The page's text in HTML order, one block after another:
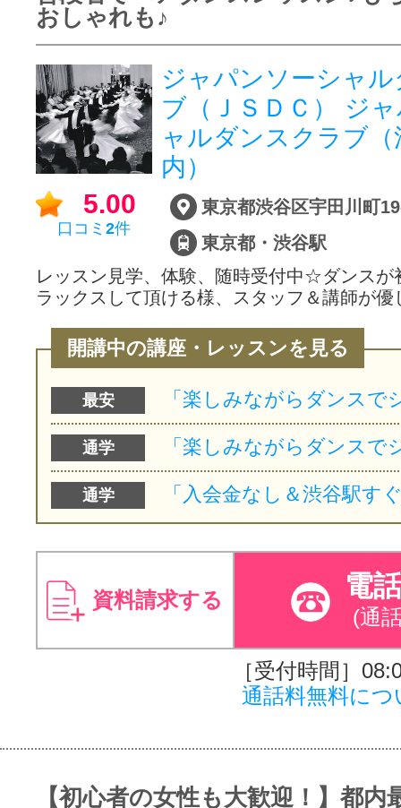
おしゃれも♪
ジャパンソーシャ
ブ（ＪＳＤＣ） ジ
ャルダンスクラブ（
内）
5.00
口コミ 2件
東京都・渋谷駅
レッスン見学、体験、随時受付中☆ダンスが
ラックスして頂ける様、スタッフ＆講師が
開講中の講座・レッスンを見る
最安
通学
通学
資料請求する 電
(通
［受付時間］
通話料無料につ
【初心者の女性も大歓迎！】都内